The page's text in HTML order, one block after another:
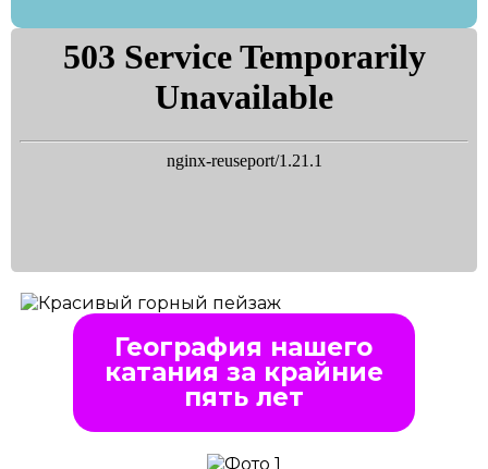
География нашего
катания за крайние
пять лет